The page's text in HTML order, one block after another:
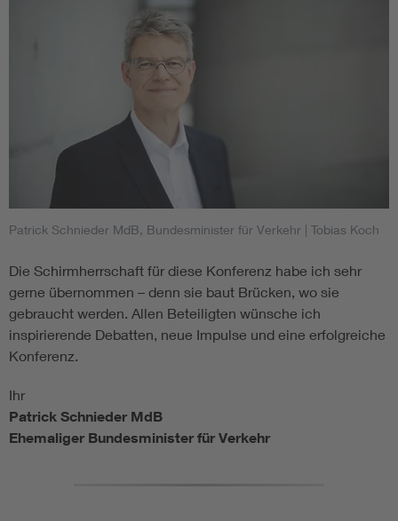
Patrick Schnieder MdB, Bundesminister für Verkehr | Tobias Koch
Die Schirmherrschaft für diese Konferenz habe ich sehr
gerne übernommen – denn sie baut Brücken, wo sie
gebraucht werden. Allen Beteiligten wünsche ich
inspirierende Debatten, neue Impulse und eine erfolgreiche
Konferenz.
Ihr
Patrick Schnieder MdB
Ehemaliger Bundesminister für Verkehr